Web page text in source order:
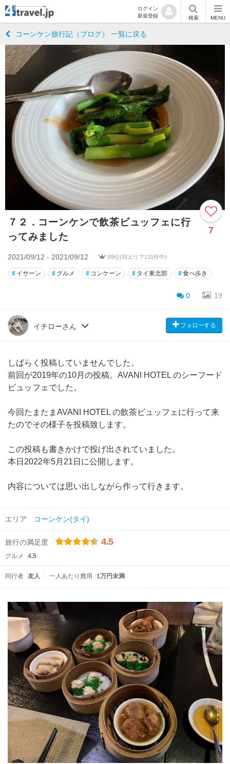
ログイン
新規登録
検索 MENU
コーンケン旅行記（ブログ） 一覧に戻る
７２．コーンケンで飲茶ビュッフェに行
ってみました
7
2021/09/12 - 2021/09/12 89位(同エリア131件中)
# イサーン # グルメ # コンケーン # タイ東北部 #食べ歩き
0 19
イチローさん フォローする
しばらく投稿していませんでした。
前回が2019年の10月の投稿。AVANI HOTEL のシーフード
ビュッフェでした。
今回たまたまAVANI HOTEL の飲茶ビュッフェに行って来
たのでその様子を投稿致します。
この投稿も書きかけで投げ出されていました。
本日2022年5月21日に公開します。
内容については思い出しながら作って行きます。
エリア コーンケン(タイ)
旅行の満足度 4.5
グルメ 4.5
同行者 友人 一人あたり費用 1万円未満